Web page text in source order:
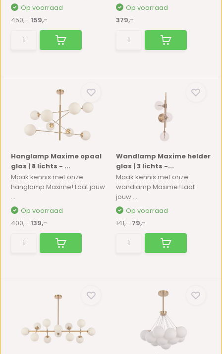
Op voorraad
450,- 159,-
Op voorraad
379,-
Hanglamp Maxime opaal
glas | 8 lichts - ...
Maak kennis met onze
hanglamp Maxime! Laat jouw
...
Op voorraad
400,- 139,-
Wandlamp Maxime helder
glas | 3 lichts -...
Maak kennis met onze
wandlamp Maxime! Laat
jouw ...
Op voorraad
141,- 79,-